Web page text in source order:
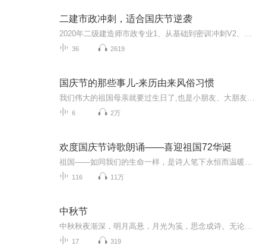
二建市政冲刺，适合国庆节逆袭
36 2619
国庆节的那些事儿-来历由来风俗习惯
6 2万
欢度国庆节诗歌朗诵——喜迎祖国72华诞
116 11万
中秋节
17 319